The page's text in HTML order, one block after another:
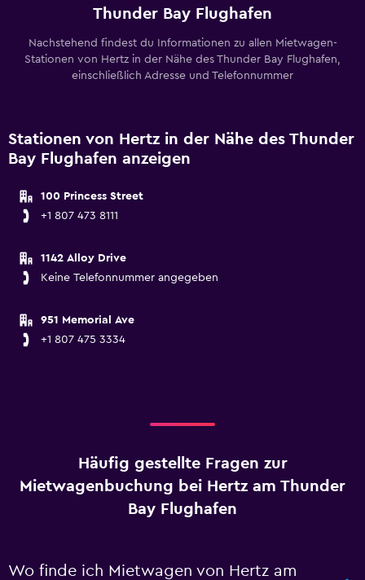
Thunder Bay Flughafen
Nachstehend findest du Informationen zu allen Mietwagen-
Stationen von Hertz in der Nähe des Thunder Bay Flughafen,
einschließlich Adresse und Telefonnummer
Stationen von Hertz in der Nähe des Thunder
Bay Flughafen anzeigen
100 Princess Street
+1 807 473 8111
1142 Alloy Drive
Keine Telefonnummer angegeben
951 Memorial Ave
+1 807 475 3334
Häufig gestellte Fragen zur
Mietwagenbuchung bei Hertz am Thunder
Bay Flughafen
Wo finde ich Mietwagen von Hertz am